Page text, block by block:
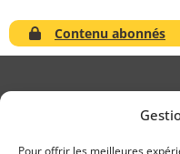
Pour offrir les meilleures
Contenu abonnés
Conseils boursiers depuis